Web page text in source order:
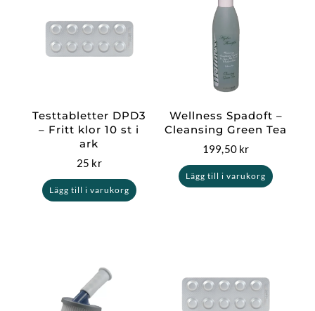
Testtabletter DPD3
– Fritt klor 10 st i
ark
25 kr
Lägg till i varukorg
Wellness Spadoft –
Cleansing Green Tea
199,50 kr
Lägg till i varukorg